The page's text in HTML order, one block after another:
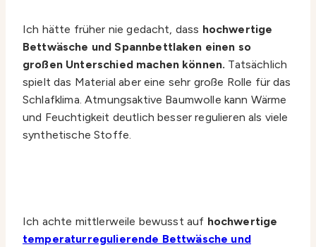
Ich hätte früher nie gedacht, dass hochwertige
Bettwäsche und Spannbettlaken einen so
großen Unterschied machen können. Tatsächlich
spielt das Material aber eine sehr große Rolle für das
Schlafklima. Atmungsaktive Baumwolle kann Wärme
und Feuchtigkeit deutlich besser regulieren als viele
synthetische Stoffe.
Ich achte mittlerweile bewusst auf hochwertige
temperaturregulierende Bettwäsche und